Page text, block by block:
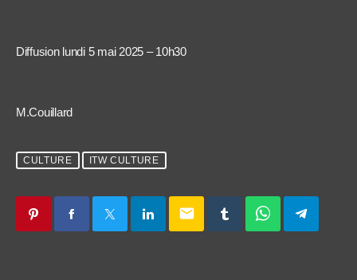
Diffusion lundi 5 mai 2025 – 10h30
M.Couillard
CULTURE ITW CULTURE
email